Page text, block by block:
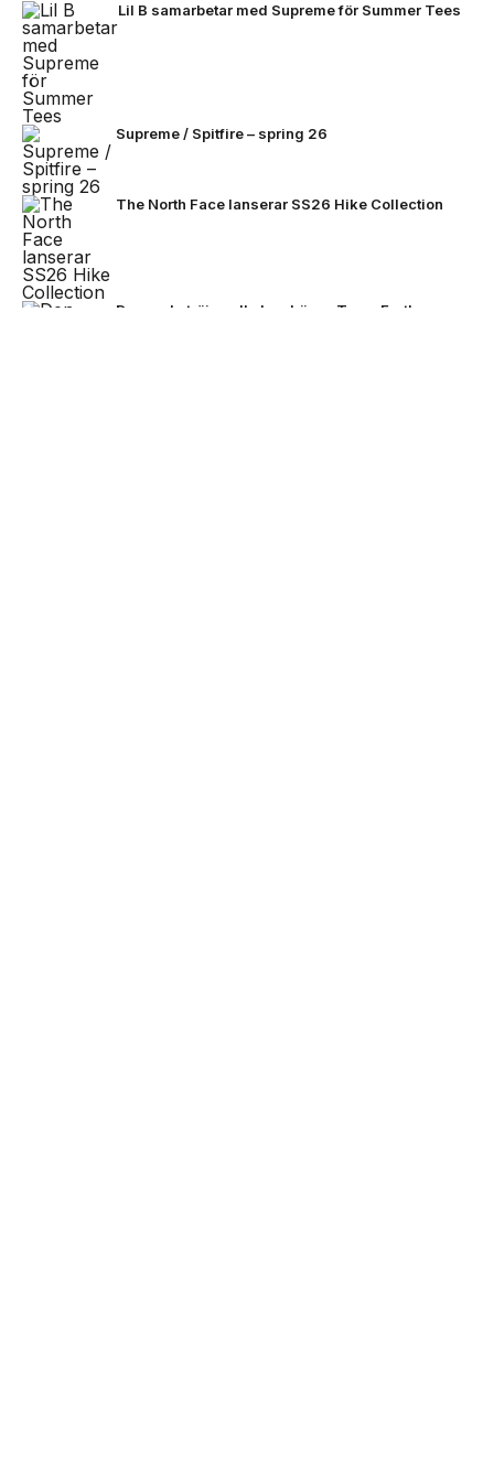
Lil B samarbetar med Supreme för Summer Tees
Supreme / Spitfire – spring 26
The North Face lanserar SS26 Hike Collection
Den enda tröjan alla kan bära – Team Earth